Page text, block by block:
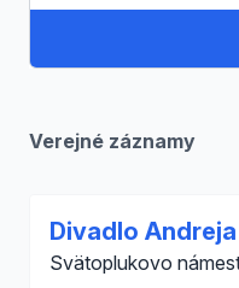
Verejné záznamy
Divadlo
Svätoplukovo